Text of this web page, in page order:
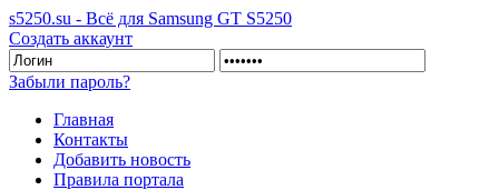
s5250.su - Всё для Samsung GT S5250
Создать аккаунт
Забыли пароль?
Главная
Контакты
Добавить новость
Правила портала